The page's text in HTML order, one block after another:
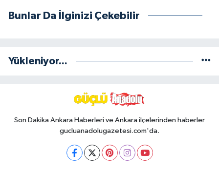
Bunlar Da İlginizi Çekebilir
Yükleniyor...
Son Dakika Ankara Haberleri ve Ankara ilçelerinden haberler
gucluanadolugazetesi.com'da.